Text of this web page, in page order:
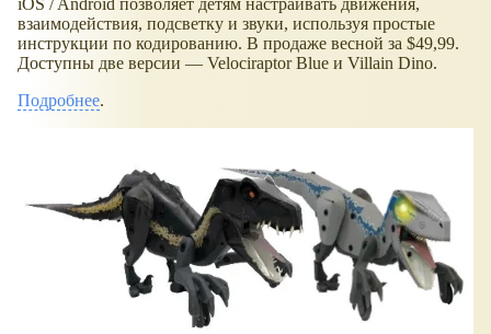
iOS / Android позволяет детям настраивать движения,
взаимодействия, подсветку и звуки, используя простые
инструкции по кодированию. В продаже весной за $49,99.
Доступны две версии — Velociraptor Blue и Villain Dino.
Подробнее.